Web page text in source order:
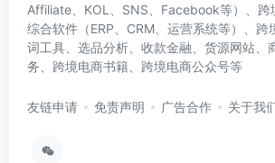
Affiliate、KOL、SNS、Facebook等）、跨
综合软件（ERP、CRM、运营系统等）、跨
词工具、选品分析、收款金融、货源网站、
务、跨境电商书籍、跨境电商公众号等
友链申请 免责声明 广告合作 关于我